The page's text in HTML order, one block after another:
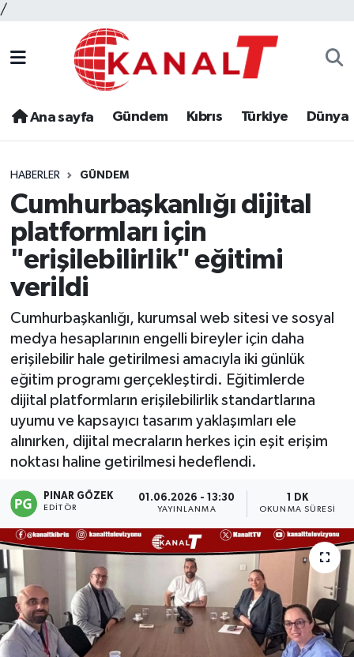
/
Ana sayfa Gündem Kıbrıs Türkiye Dünya
HABERLER GÜNDEM
Cumhurbaşkanlığı dijital
platformları için
"erişilebilirlik" eğitimi
verildi
Cumhurbaşkanlığı, kurumsal web sitesi ve sosyal
medya hesaplarının engelli bireyler için daha
erişilebilir hale getirilmesi amacıyla iki günlük
eğitim programı gerçekleştirdi. Eğitimlerde
dijital platformların erişilebilirlik standartlarına
uyumu ve kapsayıcı tasarım yaklaşımları ele
alınırken, dijital mecraların herkes için eşit erişim
noktası haline getirilmesi hedeflendi.
PINAR GÖZEK
EDITÖR
01.06.2026 - 13:30
YAYINLANMA
1 DK
OKUNMA SÜRESI